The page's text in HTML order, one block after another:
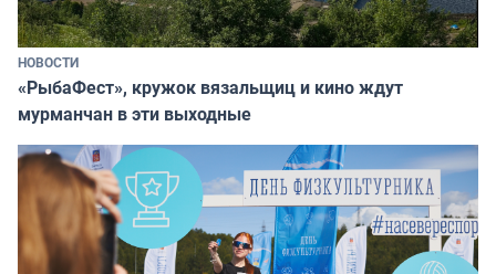
НОВОСТИ
«РыбаФест», кружок вязальщиц и кино ждут
мурманчан в эти выходные